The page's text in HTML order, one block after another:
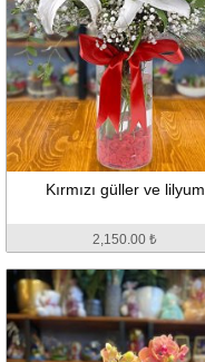
Kırmızı güller ve lilyum
2,150.00 ₺